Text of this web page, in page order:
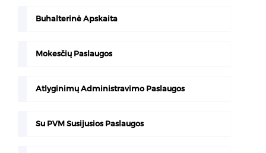
Buhalterinė Apskaita
Mokesčių Paslaugos
Atlyginimų Administravimo Paslaugos
Su PVM Susijusios Paslaugos